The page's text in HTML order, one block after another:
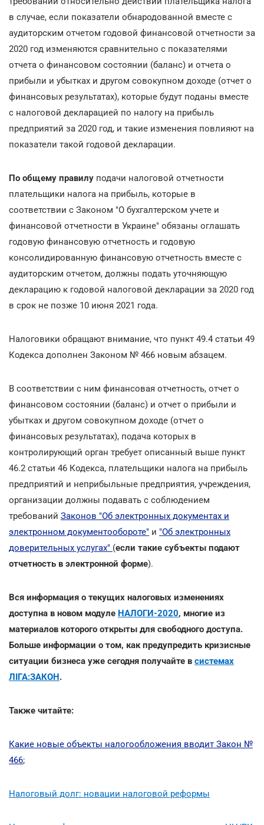
в случае, если показатели обнародованной вместе с
аудиторским отчетом годовой финансовой отчетности за
2020 год изменяются сравнительно с показателями
отчета о финансовом состоянии (баланс) и отчета о
прибыли и убытках и другом совокупном доходе (отчет о
финансовых результатах), которые будут поданы вместе
с налоговой декларацией по налогу на прибыль
предприятий за 2020 год, и такие изменения повлияют на
показатели такой годовой декларации.
По общему правилу подачи налоговой отчетности
плательщики налога на прибыль, которые в
соответствии с Законом "О бухгалтерском учете и
финансовой отчетности в Украине" обязаны оглашать
годовую финансовую отчетность и годовую
консолидированную финансовую отчетность вместе с
аудиторским отчетом, должны подать уточняющую
декларацию к годовой налоговой декларации за 2020 год
в срок не позже 10 июня 2021 года.
Налоговики обращают внимание, что пункт 49.4 статьи 49
Кодекса дополнен Законом № 466 новым абзацем.
В соответствии с ним финансовая отчетность, отчет о
финансовом состоянии (баланс) и отчет о прибыли и
убытках и другом совокупном доходе (отчет о
финансовых результатах), подача которых в
контролирующий орган требует описанный выше пункт
46.2 статьи 46 Кодекса, плательщики налога на прибыль
предприятий и неприбыльные предприятия, учреждения,
организации должны подавать с соблюдением
требований Законов "Об электронных документах и
электронном документообороте" и "Об электронных
доверительных услугах" (если такие субъекты подают
отчетность в электронной форме).
Вся информация о текущих налоговых изменениях
доступна в новом модуле НАЛОГИ-2020, многие из
материалов которого открыты для свободного доступа.
Больше информации о том, как предупредить кризисные
ситуации бизнеса уже сегодня получайте в системах
ЛІГА:ЗАКОН.
Также читайте:
Какие новые объекты налогообложения вводит Закон №
466;
Налоговый долг: новации налоговой реформы